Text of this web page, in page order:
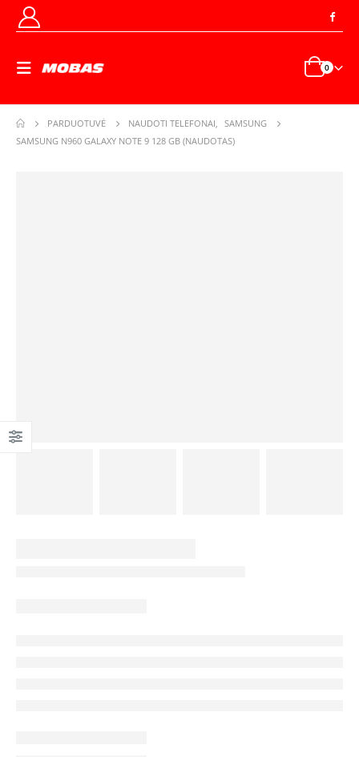
0
PARDUOTUVĖ NAUDOTI TELEFONAI,
SAMSUNG
SAMSUNG N960 GALAXY NOTE 9 128 GB (NAUDOTAS)